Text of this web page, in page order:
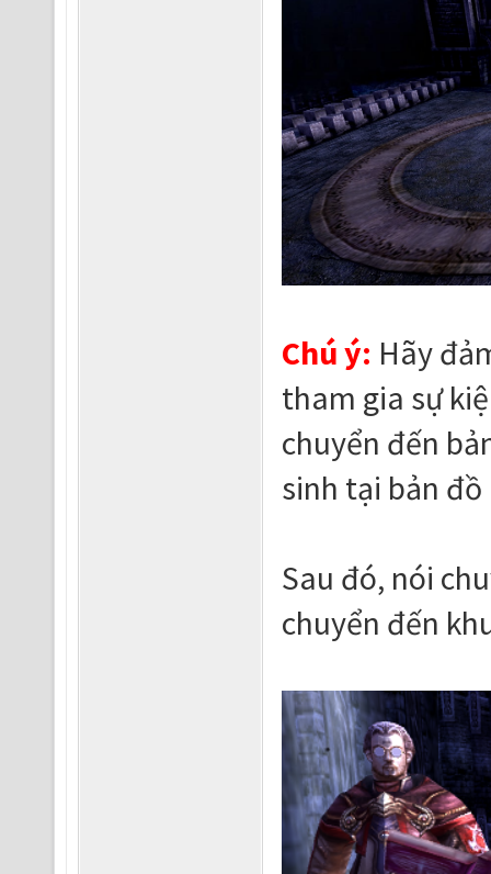
Chú ý: Hãy
tham gia sự
chuyển đến
sinh tại bản đồ
Sau đó, nói
chuyển đến